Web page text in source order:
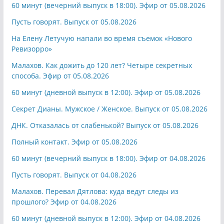
60 минут (вечерний выпуск в 18:00). Эфир от 05.08.2026
Пусть говорят. Выпуск от 05.08.2026
На Елену Летучую напали во время съемок «Нового
Ревизорро»
Малахов. Как дожить до 120 лет? Четыре секретных
способа. Эфир от 05.08.2026
60 минут (дневной выпуск в 12:00). Эфир от 05.08.2026
Секрет Дианы. Мужское / Женское. Выпуск от 05.08.2026
ДНК. Отказалась от слабенькой? Выпуск от 05.08.2026
Полный контакт. Эфир от 05.08.2026
60 минут (вечерний выпуск в 18:00). Эфир от 04.08.2026
Пусть говорят. Выпуск от 04.08.2026
Малахов. Перевал Дятлова: куда ведут следы из
прошлого? Эфир от 04.08.2026
60 минут (дневной выпуск в 12:00). Эфир от 04.08.2026